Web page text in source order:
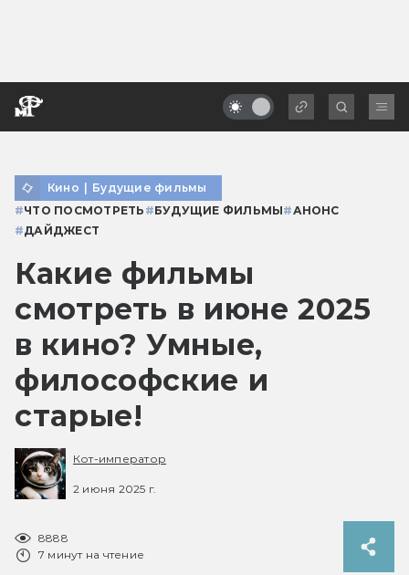
Кино | Будущие фильмы
#ЧТО ПОСМОТРЕТЬ #БУДУЩИЕ ФИЛЬМЫ#АНОНС
#ДАЙДЖЕСТ
Какие фильмы
смотреть в июне 2025
в кино? Умные,
философские и
старые!
Кот-император
2 июня 2025 г.
8888
7 минут на чтение